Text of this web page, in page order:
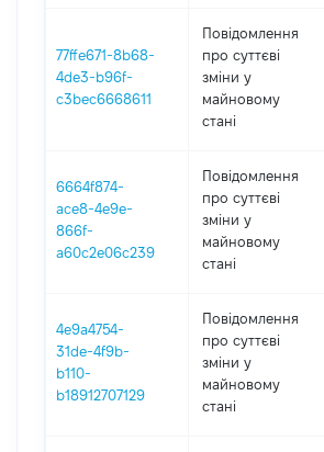
77ffe671-8b68-
4de3-b96f-
c3bec6668611
Повідомлення
про суттєві
зміни y
майновому
стані
6664f874-
ace8-4e9e-
866f-
a60c2e06c239
Повідомлення
про суттєві
зміни y
майновому
стані
4e9a4754-
31de-4f9b-
b110-
b18912707129
Повідомлення
про суттєві
зміни y
майновому
стані